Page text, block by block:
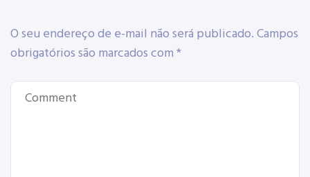
O seu endereço de e-mail não será publicado.Campos
obrigatórios são marcados com*